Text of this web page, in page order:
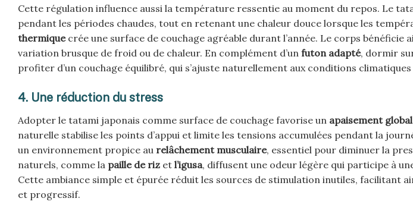
Cette régulation influence aussi la température ressentie au moment du repos. Le
pendant les périodes chaudes, tout en retenant une chaleur douce lorsque les
thermique crée une surface de couchage agréable durant l’année. Le corps bénéficie
variation brusque de froid ou de chaleur. En complément d’un futon adapté, dormir
profiter d’un couchage équilibré, qui s’ajuste naturellement aux conditions
4. Une réduction du stress
Adopter le tatami japonais comme surface de couchage favorise un apaisement
naturelle stabilise les points d’appui et limite les tensions accumulées pendant la
un environnement propice au relâchement musculaire, essentiel pour diminuer la
naturels, comme la paille de riz et l’igusa, diffusent une odeur légère qui participe à
Cette ambiance simple et épurée réduit les sources de stimulation inutiles, facilitant
et progressif.